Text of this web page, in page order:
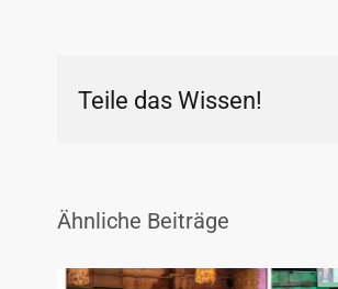
Teile das Wissen!
Ähnliche Beiträge